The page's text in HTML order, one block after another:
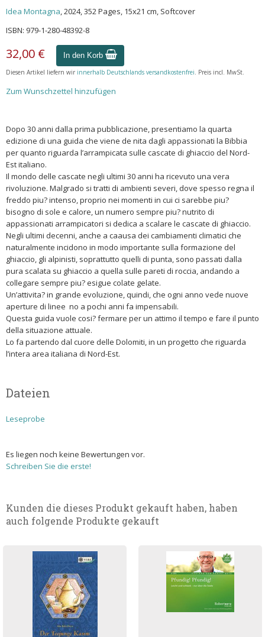
Idea Montagna, 2024, 352 Pages, 15x21 cm, Softcover
ISBN: 979-1-280-48392-8
32,00 € In den Korb
Diesen Artikel liefern wir innerhalb Deutschlands versandkostenfrei. Preis incl. MwSt.
Zum Wunschzettel hinzufügen
Dopo 30 anni dalla prima pubblicazione, presentiamo la quarta
edizione di una guida che viene de nita dagli appassionati la Bibbia
per quanto riguarda l’arrampicata sulle cascate di ghiaccio del Nord-
Est italiano.
Il mondo delle cascate negli ultimi 30 anni ha ricevuto una vera
rivoluzione. Malgrado si tratti di ambienti severi, dove spesso regna il
freddo piu? intenso, proprio nei momenti in cui ci sarebbe piu?
bisogno di sole e calore, un numero sempre piu? nutrito di
appassionati arrampicatori si dedica a scalare le cascate di ghiaccio.
Negli ultimi decenni, anche a caausa dei cambiamenti climatici che
naturalmente incidono in modo importante sulla formazione del
ghiaccio, gli alpinisti, soprattutto quelli di punta, sono passati dalla
pura scalata su ghiaccio a quella sulle pareti di roccia, andando a
collegare sempre piu? esigue colate gelate.
Un’attivita? in grande evoluzione, quindi, che ogni anno vede nuove
aperture di linee no a pochi anni fa impensabili.
Questa guida vuole cosi? fermare per un attimo il tempo e fare il punto
della situazione attuale.
Lo fa partendo dal cuore delle Dolomiti, in un progetto che riguarda
l’intera area italiana di Nord-Est.
Dateien
Leseprobe
Es liegen noch keine Bewertungen vor.
Schreiben Sie die erste!
Kunden die dieses Produkt gekauft haben, haben
auch folgende Produkte gekauft